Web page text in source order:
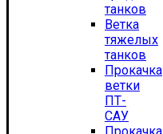
танков
Ветка
тяжелых
танков
Прокачка
ветки
ПТ-
САУ